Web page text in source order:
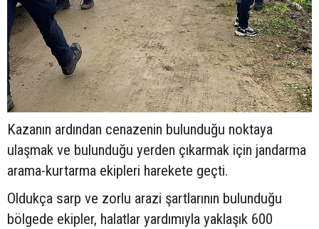
Kazanın ardından cenazenin bulunduğu noktaya
ulaşmak ve bulunduğu yerden çıkarmak için jandarma
arama-kurtarma ekipleri harekete geçti.
Oldukça sarp ve zorlu arazi şartlarının bulunduğu
bölgede ekipler, halatlar yardımıyla yaklaşık 600